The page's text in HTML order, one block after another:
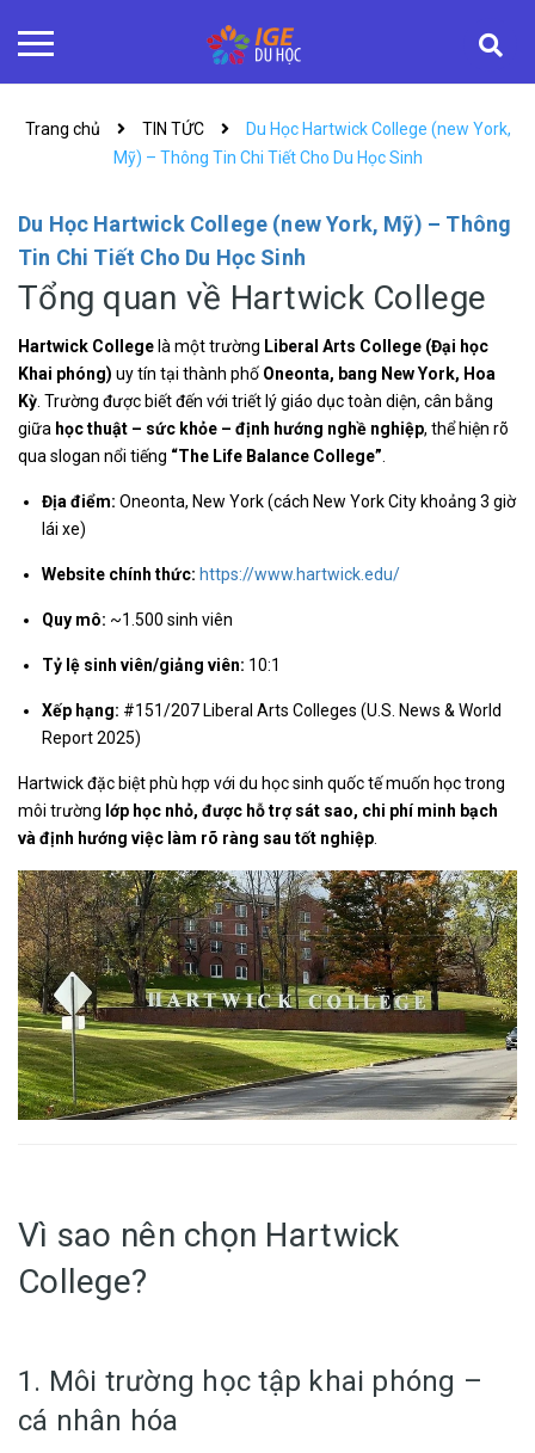
Trang chủ TIN TỨC
Du Học Hartwick College (new York,
Mỹ) – Thông Tin Chi Tiết Cho Du Học Sinh
Du Học Hartwick College (new York, Mỹ) – Thông
Tin Chi Tiết Cho Du Học Sinh
Tổng quan về Hartwick College
Hartwick College là một trường Liberal Arts College (Đại học
Khai phóng) uy tín tại thành phố Oneonta, bang New York, Hoa
Kỳ . Trường được biết đến với triết lý giáo dục toàn diện, cân bằng
giữa học thuật – sức khỏe – định hướng nghề nghiệp, thể hiện rõ
qua slogan nổi tiếng “The Life Balance College”
Địa điểm: Oneonta, New York (cách New York City khoảng 3 giờ
lái xe)
Website chính thức: https://www.hartwick.edu/
Quy mô: ~1.500 sinh viên
Tỷ lệ sinh viên/giảng viên: 10:1
Xếp hạng: #151/207 Liberal Arts Colleges (U.S. News & World
Report 2025)
Hartwick đặc biệt phù hợp với du học sinh quốc tế muốn học trong
môi trường lớp học nhỏ, được hỗ trợ sát sao, chi phí minh bạch
và định hướng việc làm rõ ràng sau tốt nghiệp
Vì sao nên chọn Hartwick
College?
1. Môi trường học tập khai phóng –
cá nhân hóa